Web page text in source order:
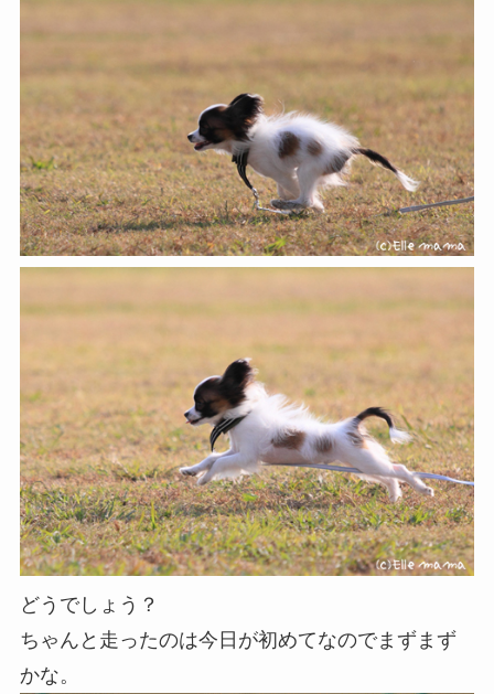
どうでしょう？
ちゃんと走ったのは今日が初めてなのでまずまず
かな。